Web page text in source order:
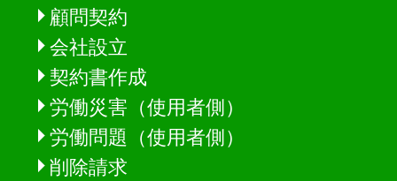
顧問契約
会社設立
契約書作成
労働災害（使用者側）
労働問題（使用者側）
削除請求